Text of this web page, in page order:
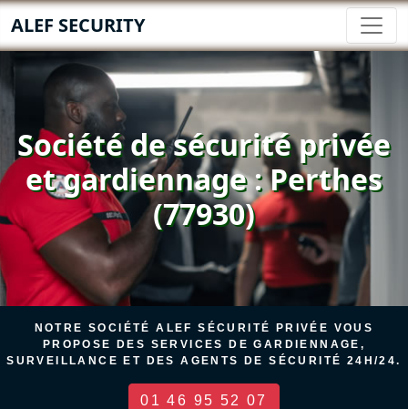
ALEF SECURITY
Société de sécurité privée
et gardiennage : Perthes
(77930)
NOTRE SOCIÉTÉ ALEF SÉCURITÉ PRIVÉE VOUS
PROPOSE DES SERVICES DE GARDIENNAGE,
SURVEILLANCE ET DES AGENTS DE SÉCURITÉ 24H/24.
01 46 95 52 07